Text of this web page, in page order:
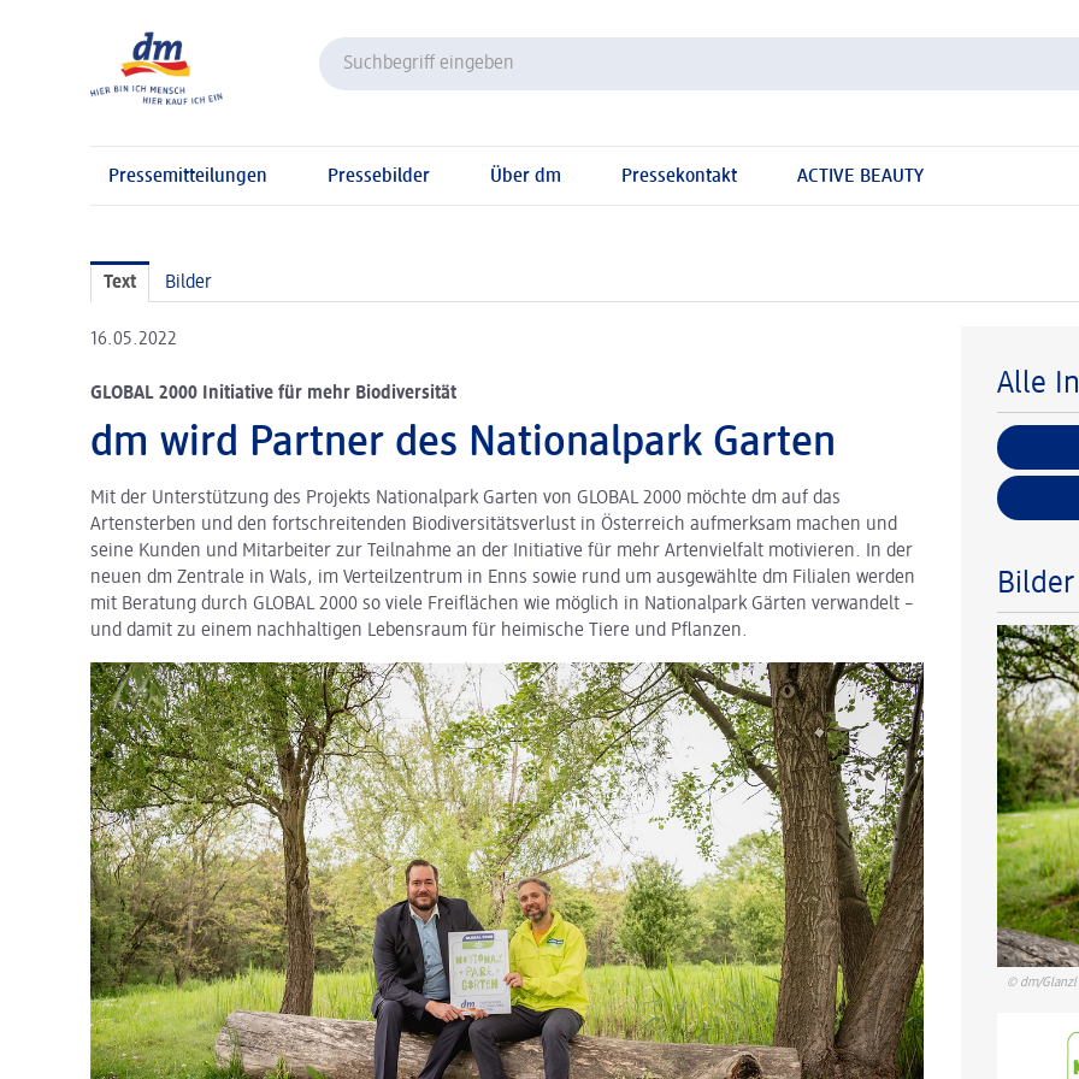
Pressemitteilungen Pressebilder Über dm Pressekontakt ACTIVE BEAUTY
Text Bilder
16.05.2022
GLOBAL 2000 Initiative für mehr Biodiversität
dm wird Partner des Nationalpark Garten
Mit der Unterstützung des Projekts Nationalpark Garten von GLOBAL 2000 möchte dm auf das
Artensterben und den fortschreitenden Biodiversitätsverlust in Österreich aufmerksam machen und
seine Kunden und Mitarbeiter zur Teilnahme an der Initiative für mehr Artenvielfalt motivieren. In der
neuen dm Zentrale in Wals, im Verteilzentrum in Enns sowie rund um ausgewählte dm Filialen werden
mit Beratung durch GLOBAL 2000 so viele Freiflächen wie möglich in Nationalpark Gärten verwandelt –
und damit zu einem nachhaltigen Lebensraum für heimische Tiere und Pflanzen.
Alle
© dm/Glanzl